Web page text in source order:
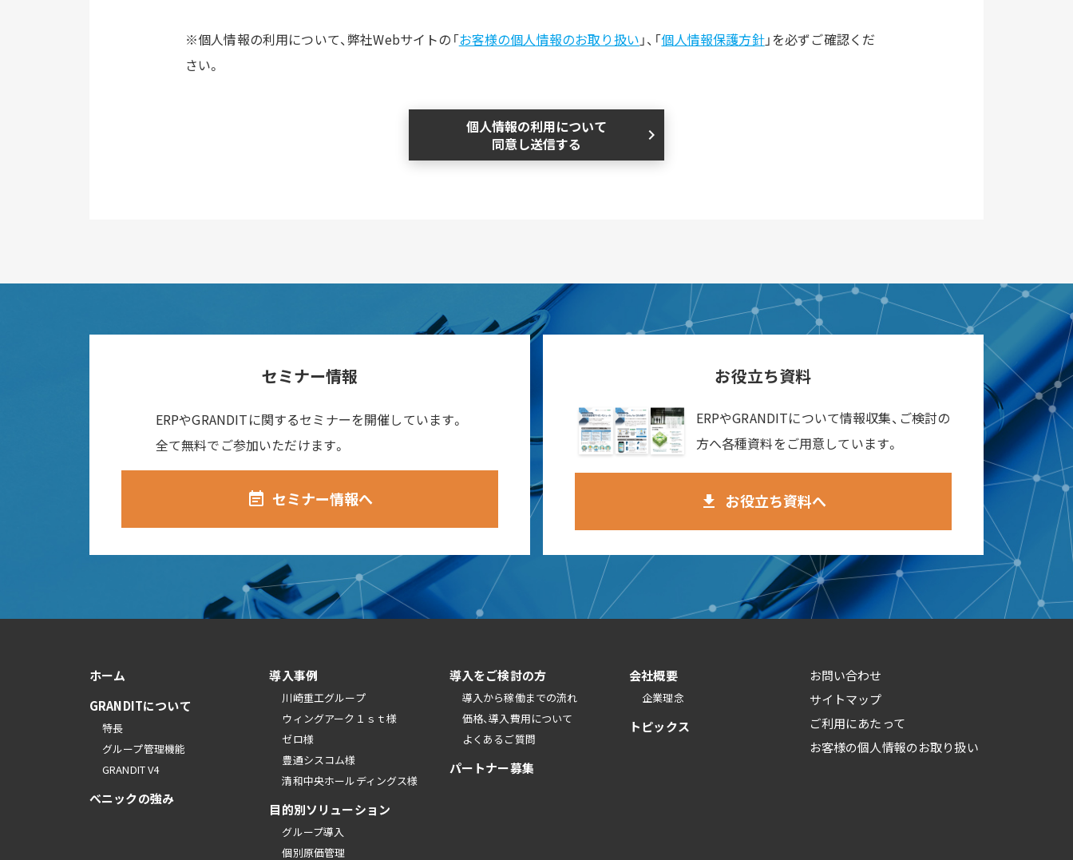
※個人情報の利用について、弊社Webサイトの「お客様の個人情報のお取り扱い 」、「個人情報保護方針」を必ずご確認くだ
さい。
個人情報の利用について
同意し送信する
chevron_right
セミナー情報
ERPやGRANDITに関するセミナーを開催しています。
全て無料でご参加いただけます。
event_note セミナー情報へ
お役立ち資料
ERPやGRANDITについて情報収集、ご検討の
方へ各種資料をご用意しています。
download お役立ち資料へ
ホーム
GRANDITについて
特長
グループ管理機能
GRANDIT V4
べニックの強み
導入事例
川崎重工グループ
ウィングアーク１ｓｔ様
ゼロ様
豊通シスコム様
清和中央ホールディングス様
目的別ソリューション
グループ導入
個別原価管理
導入をご検討の方
導入から稼働までの流れ
価格、導入費用について
よくあるご質問
パートナー募集
会社概要
企業理念
トピックス
お問い合わせ
サイトマップ
ご利用にあたって
お客様の個人情報のお取り扱い